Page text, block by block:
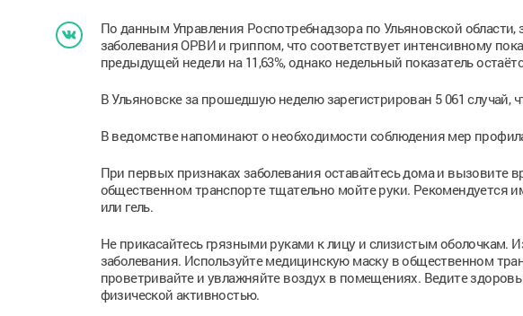
По данным Управления Роспотребнадзора по Ульяновской
заболевания ОРВИ и гриппом, что соответствует интенсивному
предыдущей недели на 11,63%, однако недельный показатель
В Ульяновске за прошедшую неделю зарегистрирован 5 061 случай,
В ведомстве напоминают о необходимости соблюдения мер
При первых признаках заболевания оставайтесь дома и вызовите
общественном транспорте тщательно мойте руки. Рекомендуется
или гель.
Не прикасайтесь грязными руками к лицу и слизистым
заболевания. Используйте медицинскую маску в общественном
проветривайте и увлажняйте воздух в помещениях. Ведите
физической активностью.